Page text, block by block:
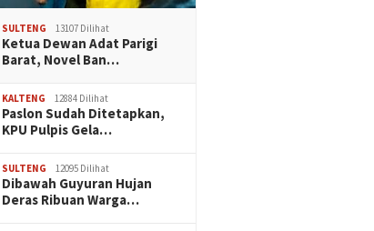
SULTENG 13107 Dilihat
Ketua Dewan Adat Parigi
Barat, Novel Ban…
KALTENG 12884 Dilihat
Paslon Sudah Ditetapkan,
KPU Pulpis Gela…
SULTENG 12095 Dilihat
Dibawah Guyuran Hujan
Deras Ribuan Warga…